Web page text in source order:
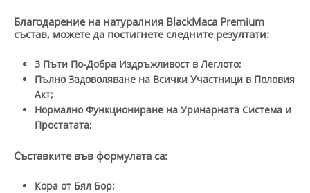
Благодарение на натуралния BlackMaca Premium
състав, можете да постигнете следните резултати:
3 Пъти По-Добра Издръжливост в Леглото;
Пълно Задоволяване на Всички Участници в Половия
Акт;
Нормално Функциониране на Уринарната Система и
Простатата;
Съставките във формулата са:
Кора от Бял Бор;